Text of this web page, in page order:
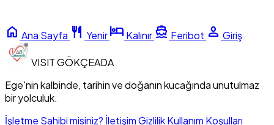
home Ana Sayfa restaurant Yenirhotel Kalınır directions_boat Feribot person Giriş
VISITGÖKÇEADA
Ege'nin kalbinde, tarihin ve doğanın kucağında unutulmaz
bir yolculuk.
İşletme Sahibi misiniz? İletişimGizlilikKullanım Koşulları